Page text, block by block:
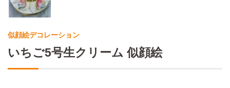
似顔絵デコレーション
いちご5号生クリーム 似顔絵